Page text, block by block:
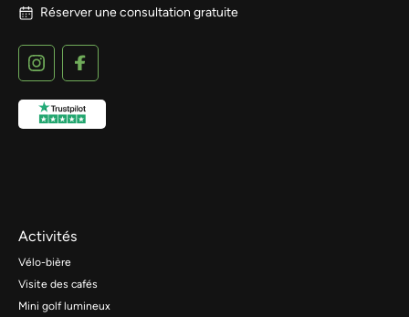
Réserver une consultation gratuite
Activités
Vélo-bière
Visite des cafés
Mini golf lumineux